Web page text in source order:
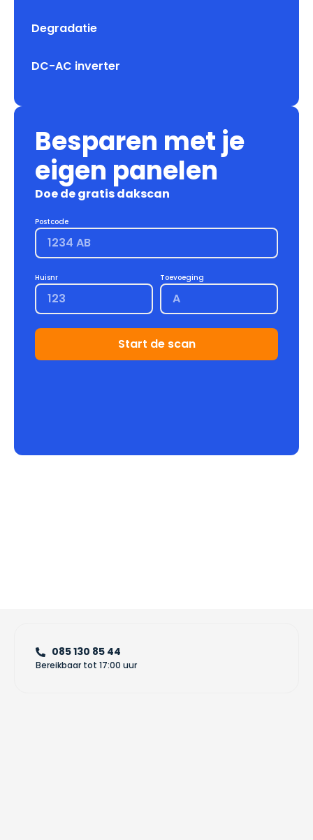
Degradatie
DC-AC inverter
Besparen met je
eigen panelen
Doe de gratis dakscan
Postcode
Huisnr Toevoeging
Start de scan
085 130 85 44
Bereikbaar tot 17:00 uur